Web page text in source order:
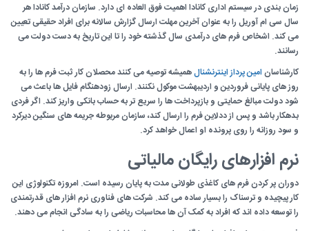
زمان بندی در سیستم اداری کانادا اهمیت فوق العاده ای دارد. سازمان درآمد کانادا هر
سال سی ام آوریل را به عنوان آخرین مهلت ارسال گزارش سالانه برای افراد حقیقی تعیین
می کند. اشخاص فرم های درآمدی سال گذشته خود را تا این تاریخ به دست دولت می
رسانند.
کارشناسان امین پرداز اینترنشنالهمیشه توصیه می کنند محصلان کار ثبت فرم ها را به
روز های پایانی فروردین و اردیبهشت موکول نکنند. ارسال زودهنگام فایل ها باعث می
شود دولت مبالغ حمایتی و بازپرداخت ها را سریع تر به حساب بانکی واریز کند. اگر فردی
بدهکار باشد و پس از ددلاین فرم را ارسال کند، سازمان مربوطه جریمه های سنگین دیرکرد
و سود روزانه را روی پرونده او اعمال خواهد کرد.
نرم افزارهای رایگان مالیاتی
دوران پر کردن فرم های کاغذی طولانی مدت به پایان رسیده است. امروزه تکنولوژی این
کار پیچیده و ترسناک را بسیار ساده می کند. شرکت های فناوری نرم افزار های قدرتمندی
را توسعه داده اند که افراد به کمک آن ها محاسبات ریاضی را به سادگی انجام می دهند.